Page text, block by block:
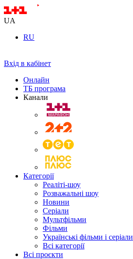
UA
RU
Вхід в кабінет
Онлайн
ТБ програма
Канали
Категорії
Реаліті-шоу
Розважальні шоу
Новини
Серіали
Мультфільми
Фільми
Українські фільми і серіали
Всі категорії
Всі проєкти